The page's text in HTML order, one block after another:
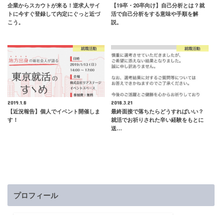
企業からスカウトが来る！逆求人サイ
トに今すぐ登録して内定にぐっと近づ
こう。
【19卒・20卒向け】自己分析とは？就
活で自己分析をする意味や手順を解
説。
就職活動
2019.1.8
【近況報告】個人でイベント開催しま
す！
就職活動
2018.3.21
最終面接で落ちたらどうすればいい？
就活でお祈りされた辛い経験をもとに
送…
プロフィール